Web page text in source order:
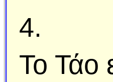
4.
Το Τάο